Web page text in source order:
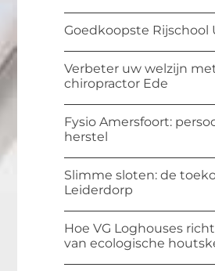
Goedkoopste Rijschool
Verbeter uw welzijn
chiropractor Ede
Fysio Amersfoort:
herstel
Slimme sloten: de
Leiderdorp
Hoe VG Loghouses
van ecologische